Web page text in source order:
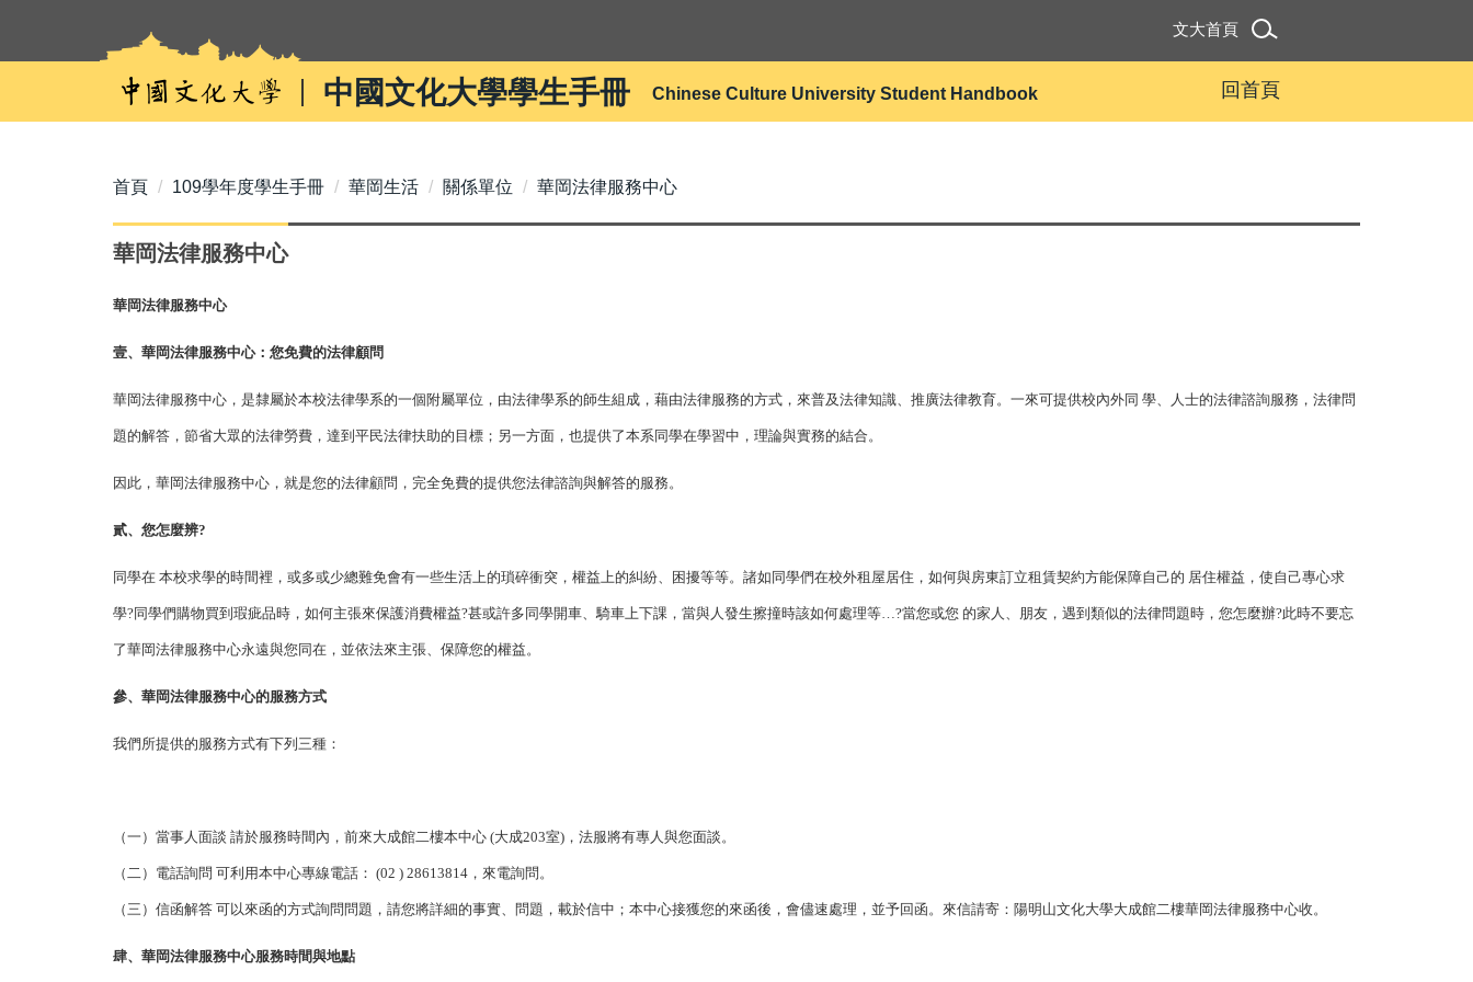
內
中國文化大學學生手冊 Chinese Culture University Student Handbook
文大首頁
回首頁
首頁 109學年度學生手冊 華岡生活 關係單位 華岡法律服務中心
華岡法律服務中心
華岡法律服務中心
壹、華岡法律服務中心：您免費的法律顧問
華岡法律服務中心，是隸屬於本校法律學系的一個附屬單位，由法律學系的師生組成，藉由法律服務的方式，來普及法律知識、推廣法律教育。一來可提供校內外同 學、人士的法律諮詢服務，法律問
題的解答，節省大眾的法律勞費，達到平民法律扶助的目標；另一方面，也提供了本系同學在學習中，理論與實務的結合。
因此，華岡法律服務中心，就是您的法律顧問，完全免費的提供您法律諮詢與解答的服務。
貳、您怎麼辨?
同學在 本校求學的時間裡，或多或少總難免會有一些生活上的瑣碎衝突，權益上的糾紛、困擾等等。諸如同學們在校外租屋居住，如何與房東訂立租賃契約方能保障自己的 居住權益，使自己專心求
學?同學們購物買到瑕疵品時，如何主張來保護消費權益?甚或許多同學開車、騎車上下課，當與人發生擦撞時該如何處理等…?當您或您 的家人、朋友，遇到類似的法律問題時，您怎麼辦?此時不要忘
了華岡法律服務中心永遠與您同在，並依法來主張、保障您的權益。
參、華岡法律服務中心的服務方式
我們所提供的服務方式有下列三種：
（一）當事人面談 請於服務時間內，前來大成館二樓本中心 (大成203室)，法服將有專人與您面談。
（二）電話詢問 可利用本中心專線電話： (02 ) 28613814，來電詢問。
（三）信函解答 可以來函的方式詢問問題，請您將詳細的事實、問題，載於信中；本中心接獲您的來函後，會儘速處理，並予回函。來信請寄：陽明山文化大學大成館二樓華岡法律服務中心收。
肆、華岡法律服務中心服務時間與地點